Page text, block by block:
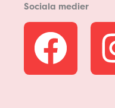
Sociala medier
F
a